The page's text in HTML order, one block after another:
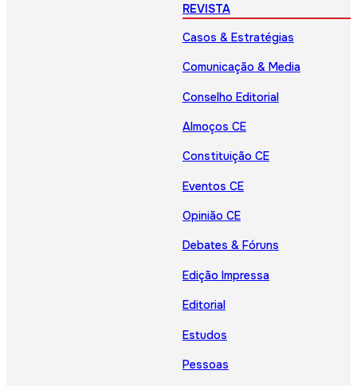
REVISTA
Casos & Estratégias
Comunicação & Media
Conselho Editorial
Almoços CE
Constituição CE
Eventos CE
Opinião CE
Debates & Fóruns
Edição Impressa
Editorial
Estudos
Pessoas